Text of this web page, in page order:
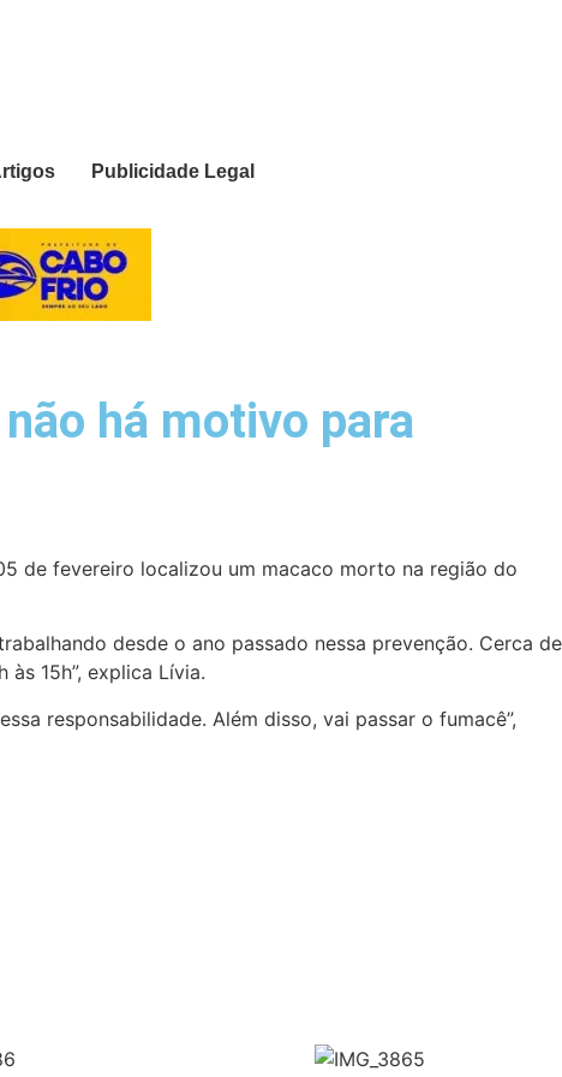
Publicidade Legal
há motivo para
de fevereiro localizou um macaco morto na região do
desde o ano passado nessa prevenção. Cerca de
15h”, explica Lívia.
responsabilidade. Além disso, vai passar o fumacê”,